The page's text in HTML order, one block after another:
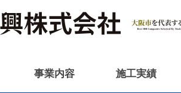
事業内容 施工実績